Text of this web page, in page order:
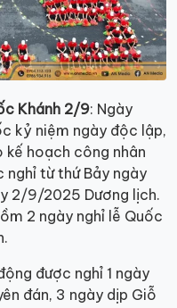
Khánh 2/9: Ngày
kỷ niệm ngày độc lập,
kế hoạch công nhân
từ thứ Bảy ngày
2/9/2025 Dương lịch.
2 ngày nghỉ lễ Quốc
được nghỉ 1 ngày
đán, 3 ngày dịp Giỗ